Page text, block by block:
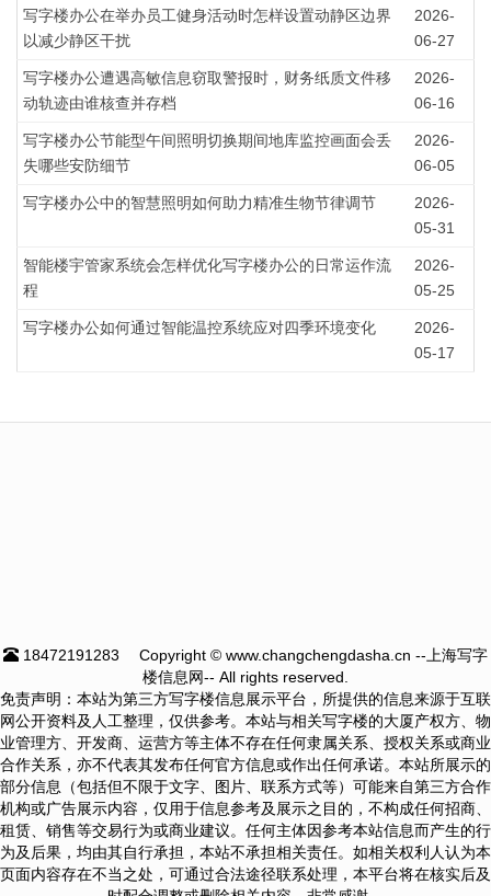
写字楼办公在举办员工健身活动时怎样设置动静区边界
以减少静区干扰
2026-
06-27
写字楼办公遭遇高敏信息窃取警报时，财务纸质文件移
动轨迹由谁核查并存档
2026-
06-16
写字楼办公节能型午间照明切换期间地库监控画面会丢
失哪些安防细节
2026-
06-05
写字楼办公中的智慧照明如何助力精准生物节律调节
2026-
05-31
智能楼宇管家系统会怎样优化写字楼办公的日常运作流
程
2026-
05-25
写字楼办公如何通过智能温控系统应对四季环境变化
2026-
05-17
18472191283
Copyright © www.changchengdasha.cn --上海写字
楼信息网-- All rights reserved.
免责声明：本站为第三方写字楼信息展示平台，所提供的信息来源于互联
网公开资料及人工整理，仅供参考。本站与相关写字楼的大厦产权方、物
业管理方、开发商、运营方等主体不存在任何隶属关系、授权关系或商业
合作关系，亦不代表其发布任何官方信息或作出任何承诺。本站所展示的
部分信息（包括但不限于文字、图片、联系方式等）可能来自第三方合作
机构或广告展示内容，仅用于信息参考及展示之目的，不构成任何招商、
租赁、销售等交易行为或商业建议。任何主体因参考本站信息而产生的行
为及后果，均由其自行承担，本站不承担相关责任。如相关权利人认为本
页面内容存在不当之处，可通过合法途径联系处理，本平台将在核实后及